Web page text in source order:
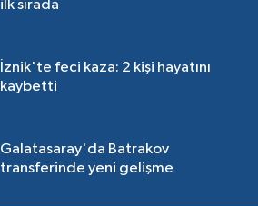
ilk sırada
İznik'te feci kaza: 2 kişi hayatını
kaybetti
Galatasaray'da Batrakov
transferinde yeni gelişme